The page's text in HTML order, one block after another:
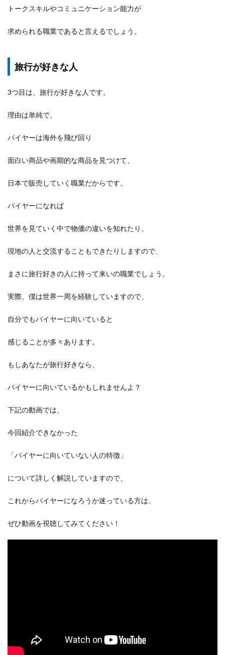
トークスキルやコミュニケーション能力が
求められる職業であると言えるでしょう。
旅行が好きな人
3つ目は、旅行が好きな人です。
理由は単純で、
バイヤーは海外を飛び回り
面白い商品や画期的な商品を見つけて、
日本で販売していく職業だからです。
バイヤーになれば
世界を見ていく中で物価の違いを知れたり、
現地の人と交流することもできたりしますので、
まさに旅行好きの人に持って来いの職業でしょう。
実際、僕は世界一周を経験していますので、
自分でもバイヤーに向いていると
感じることが多々あります。
もしあなたが旅行好きなら、
バイヤーに向いているかもしれませんよ？
下記の動画では、
今回紹介できなかった
「バイヤーに向いていない人の特徴」
について詳しく解説していますので、
これからバイヤーになろうか迷っている方は、
ぜひ動画を視聴してみてください！